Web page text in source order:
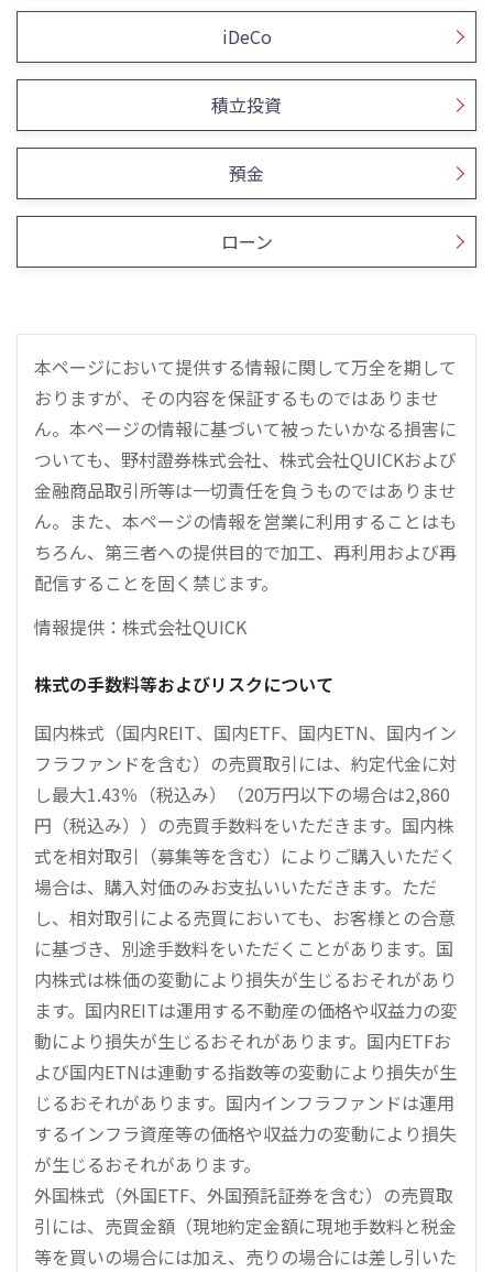
iDeCo
積立投資
預金
ローン
本ページにおいて提供する情報に関して万全を期して
おりますが、その内容を保証するものではありませ
ん。本ページの情報に基づいて被ったいかなる損害に
ついても、野村證券株式会社、株式会社QUICKおよび
金融商品取引所等は一切責任を負うものではありませ
ん。また、本ページの情報を営業に利用することはも
ちろん、第三者への提供目的で加工、再利用および再
配信することを固く禁じます。
情報提供：株式会社QUICK
株式の手数料等およびリスクについて
国内株式（国内REIT、国内ETF、国内ETN、国内イン
フラファンドを含む）の売買取引には、約定代金に対
し最大1.43％（税込み）（20万円以下の場合は2,860
円（税込み））の売買手数料をいただきます。国内株
式を相対取引（募集等を含む）によりご購入いただく
場合は、購入対価のみお支払いいただきます。ただ
し、相対取引による売買においても、お客様との合意
に基づき、別途手数料をいただくことがあります。国
内株式は株価の変動により損失が生じるおそれがあり
ます。国内REITは運用する不動産の価格や収益力の変
動により損失が生じるおそれがあります。国内ETFお
よび国内ETNは連動する指数等の変動により損失が生
じるおそれがあります。国内インフラファンドは運用
するインフラ資産等の価格や収益力の変動により損失
が生じるおそれがあります。
外国株式（外国ETF、外国預託証券を含む）の売買取
引には、売買金額（現地約定金額に現地手数料と税金
等を買いの場合には加え、売りの場合には差し引いた